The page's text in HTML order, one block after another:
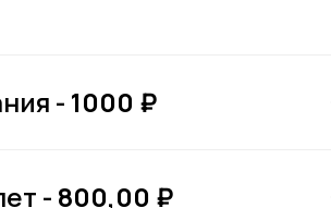
- 1000 ₽
- 800,00 ₽